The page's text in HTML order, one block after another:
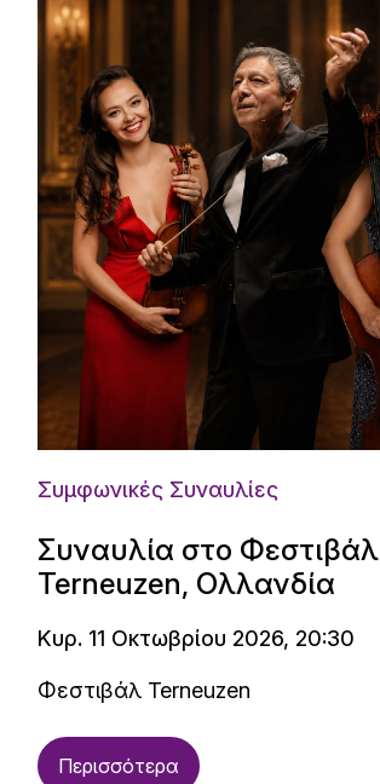
Συμφωνικές Συναυλίες
Συναυλία στο Φεστιβάλ
Terneuzen, Ολλανδία
Κυρ. 11 Οκτωβρίου 2026, 20:30
Φεστιβάλ Terneuzen
Περισσότερα